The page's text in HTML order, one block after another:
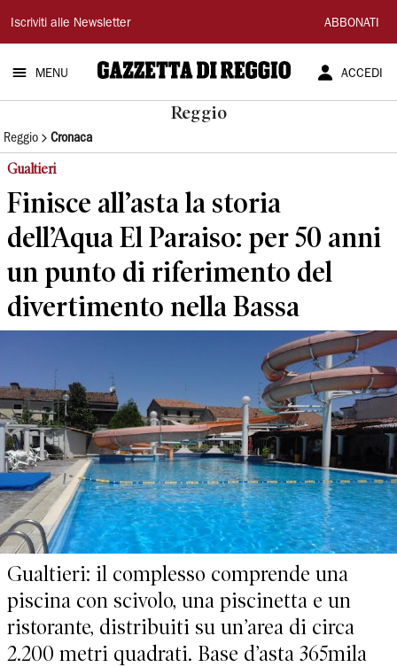
Gazzetta
di
Reggio
Iscriviti alle Newsletter ABBONATI
MENU ACCEDI
Reggio
Reggio Cronaca
Gualtieri
Finisce all’asta la storia
dell’Aqua El Paraiso: per 50 anni
un punto di riferimento del
divertimento nella Bassa
Gualtieri: il complesso comprende una
piscina con scivolo, una piscinetta e un
ristorante, distribuiti su un’area di circa
2.200 metri quadrati. Base d’asta 365mila